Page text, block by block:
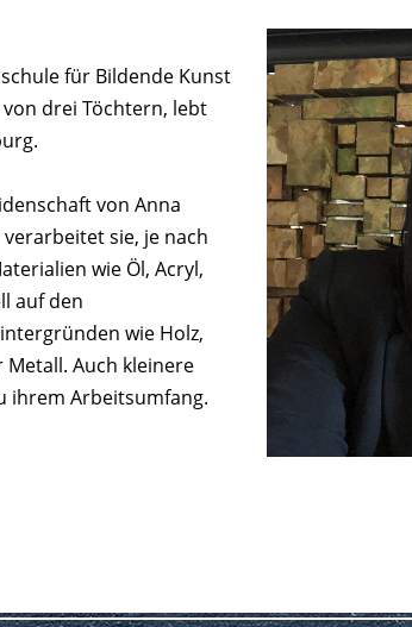
für Bildende Kunst
drei Töchtern, lebt
von Anna
sie, je nach
wie Öl, Acryl,
auf den
wie Holz,
Metall. Auch kleinere
ihrem Arbeitsumfang.